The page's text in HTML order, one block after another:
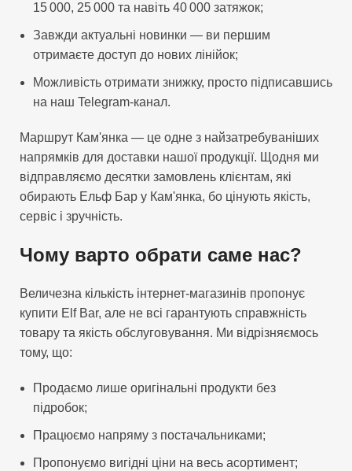
15 000, 25 000 та навіть 40 000 затяжок;
Завжди актуальні новинки — ви першим
отримаєте доступ до нових лінійок;
Можливість отримати знижку, просто підписавшись
на наш Telegram-канал.
Маршрут Кам'янка — це одне з найзатребуваніших
напрямків для доставки нашої продукції. Щодня ми
відправляємо десятки замовлень клієнтам, які
обирають Ельф Бар у Кам'янка, бо цінують якість,
сервіс і зручність.
Чому варто обрати саме нас?
Величезна кількість інтернет-магазинів пропонує
купити Elf Bar, але не всі гарантують справжність
товару та якість обслуговування. Ми відрізняємось
тому, що:
Продаємо лише оригінальні продукти без
підробок;
Працюємо напряму з постачальниками;
Пропонуємо вигідні ціни на весь асортимент;